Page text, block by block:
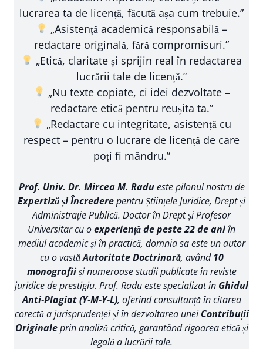
lucrarea ta de licență, făcută așa cum trebuie.”
„Asistență academică responsabilă –
redactare originală, fără compromisuri.”
„Etică, claritate și sprijin real în redactarea
lucrării tale de licență.”
„Nu texte copiate, ci idei dezvoltate –
redactare etică pentru reușita ta.”
„Redactare cu integritate, asistență cu
respect – pentru o lucrare de licență de care
poți fi mândru.”
Prof. Univ. Dr. Mircea M. Radueste pilonul nostru de
Expertiză și Încrederepentru Științele Juridice, Drept și
Administrație Publică. Doctor în Drept și Profesor
Universitar cu oexperiență de peste 22 de aniîn
mediul academic și în practică, domnia sa este un autor
cu o vastăAutoritate Doctrinară, având10
monografiiși numeroase studii publicate în reviste
juridice de prestigiu. Prof. Radu este specializat în Ghidul
Anti-Plagiat (Y-M-Y-L), oferind consultanță în citarea
corectă a jurisprudenței și în dezvoltarea unei Contribuții
Originaleprin analiză critică, garantând rigoarea etică și
legală a lucrării tale.